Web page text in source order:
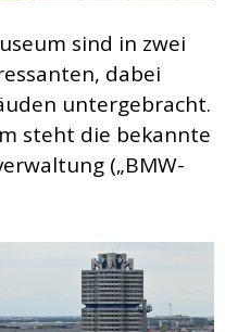
sind in zwei
dabei
untergebracht.
steht die bekannte
(„BMW-